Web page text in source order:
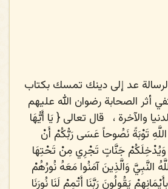
عد إلى دينك تمسك بكتاب
أثر الصحابة رضوان الله عليهم
والآخرة ، قال تعالى {يَا أَيُّهَا
اللَّهِ تَوْبَةً نَصُوحاً عَسَى رَبُّكُمْ أَنْ
وَيُدْخِلَكُمْ جَنَّاتٍ تَجْرِي مِنْ تَحْتِهَا
النَّبِيَّ وَالَّذِينَ آمَنُوا مَعَهُ نُورُهُمْ
يَقُولُونَ رَبَّنَا أَتْمِمْ لَنَا نُورَنَا